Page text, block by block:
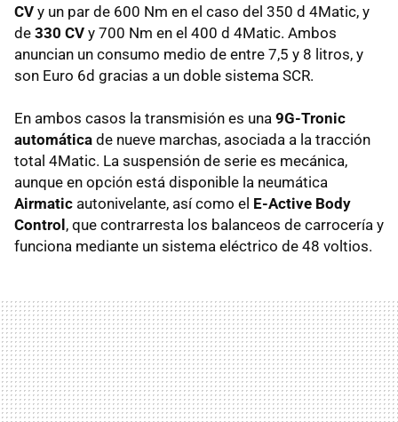
CV y un par de 600 Nm en el caso del 350 d 4Matic, y
de 330 CV y 700 Nm en el 400 d 4Matic. Ambos
anuncian un consumo medio de entre 7,5 y 8 litros, y
son Euro 6d gracias a un doble sistema SCR.
En ambos casos la transmisión es una 9G-Tronic
automática de nueve marchas, asociada a la tracción
total 4Matic. La suspensión de serie es mecánica,
aunque en opción está disponible la neumática
Airmatic autonivelante, así como el E-Active Body
Control, que contrarresta los balanceos de carrocería y
funciona mediante un sistema eléctrico de 48 voltios.